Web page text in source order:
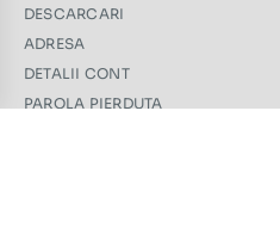
DESCARCARI
ADRESA
DETALII CONT
PAROLA PIERDUTA